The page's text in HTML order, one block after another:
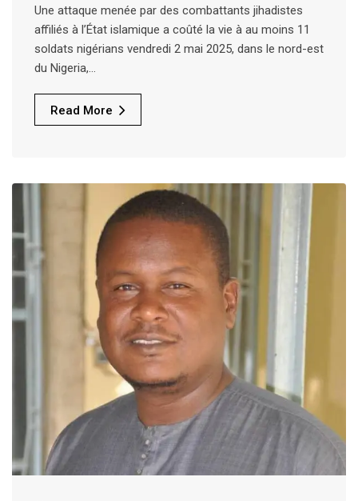
Une attaque menée par des combattants jihadistes
affiliés à l’État islamique a coûté la vie à au moins 11
soldats nigérians vendredi 2 mai 2025, dans le nord-est
du Nigeria,…
Read More